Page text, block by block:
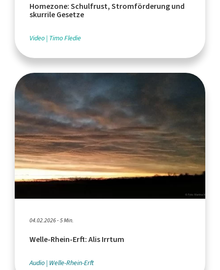
Homezone: Schulfrust, Stromförderung und
skurrile Gesetze
Video Timo Fledie
04.02.2026 - 5 Min.
Welle-Rhein-Erft: Alis Irrtum
Audio Welle-Rhein-Erft